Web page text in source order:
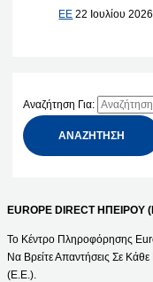
ΕΕ 22 Ιουλίου 2026
Αναζήτηση Για:
EUROPE DIRECT ΗΠΕΙΡΟΥ
Το Κέντρο Πληροφόρησης
Να Βρείτε Απαντήσεις Σε
(Ε.Ε.).